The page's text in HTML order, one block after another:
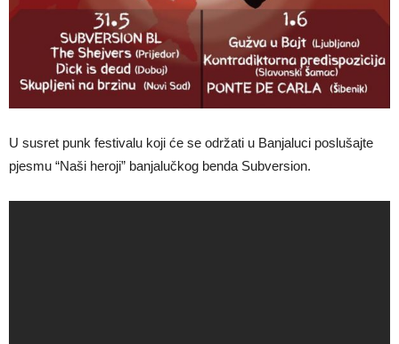
U susret punk festivalu koji će se održati u Banjaluci poslušajte
pjesmu “Naši heroji” banjalučkog benda Subversion.